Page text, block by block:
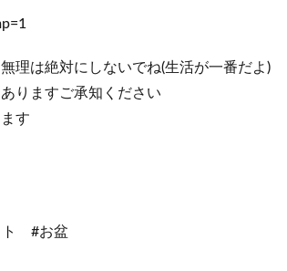
理は絶対にしないでね(生活が一番だよ)
りますご承知ください
す
ト #お盆